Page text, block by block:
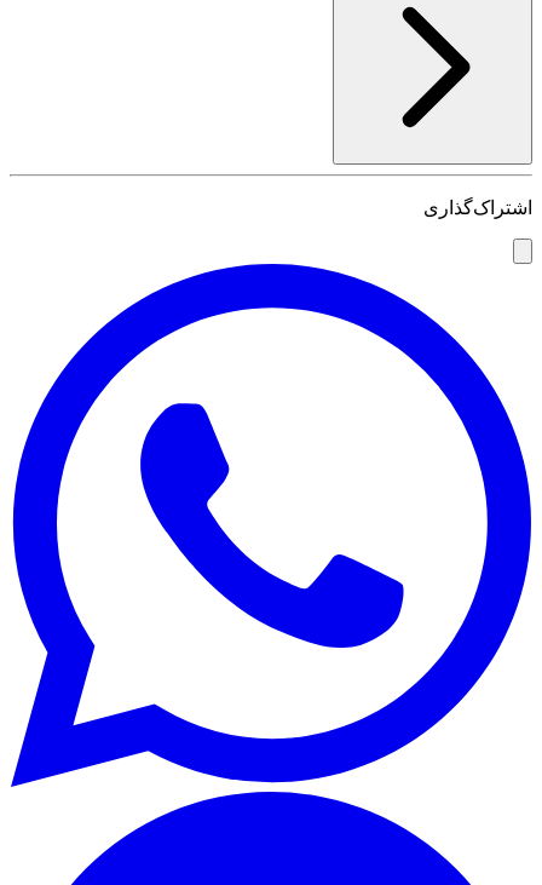
اشتراک‌گذاری